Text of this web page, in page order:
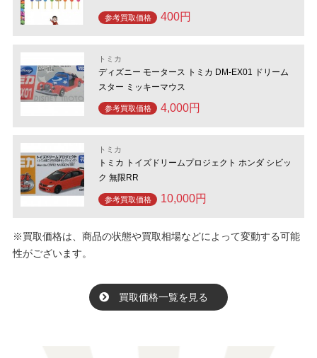
参考買取価格 400円
トミカ
ディズニー モータース トミカ DM-EX01 ドリーム
スター ミッキーマウス
参考買取価格 4,000円
トミカ
トミカ トイズドリームプロジェクト ホンダ シビッ
ク 無限RR
参考買取価格 10,000円
※買取価格は、商品の状態や買取相場などによって変動する可能
性がございます。
買取価格一覧を見る